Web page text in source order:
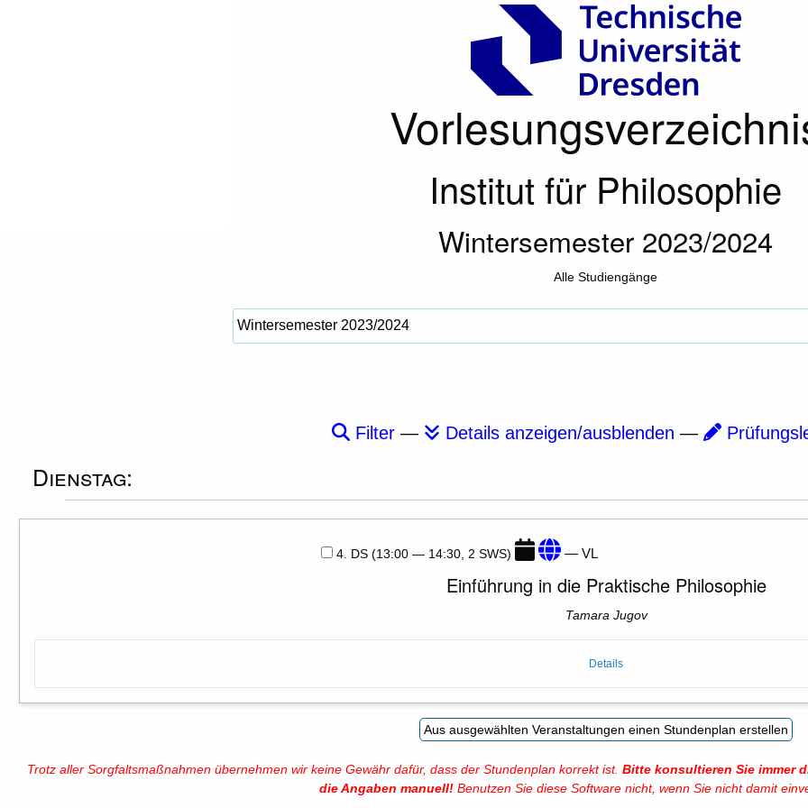
Institut für Philosophie
Wintersemester 2023/2024
Alle Studiengänge
Filter — Details anzeigen/ausblenden —
Dienstag:
4. DS (13:00 — 14:30, 2 SWS) — VL
Einführung in die Praktische Philosophie
Tamara Jugov
Details
Trotz aller Sorgfaltsmaßnahmen übernehmen wir keine Gewähr dafür, dass der Stundenplan korrekt ist. Bitte konsultieren Sie immer
die Angaben manuell! Benutzen Sie diese Software nicht, wenn Sie nicht damit